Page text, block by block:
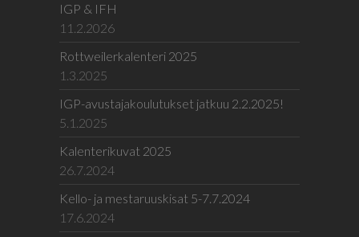
IGP & IFH
11.2.2026
Rottweilerkalenteri 2025
1.3.2025
IGP-avustajakoulutukset jatkuu 2.2.2025!
5.1.2025
Kalenterikuvat 2025
26.7.2024
Kello- ja mestaruuskisat 5-7.7.2024
17.6.2024